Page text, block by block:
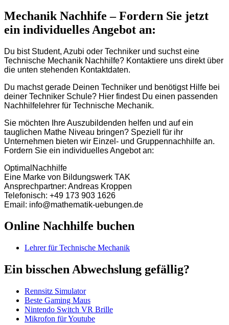
Mechanik Nachhife – Fordern Sie jetzt
ein individuelles Angebot an:
Du bist Student, Azubi oder Techniker und suchst eine
Technische Mechanik Nachhilfe? Kontaktiere uns direkt über
die unten stehenden Kontaktdaten.
Du machst gerade Deinen Techniker und benötigst Hilfe bei
deiner Techniker Schule? Hier findest Du einen passenden
Nachhilfelehrer für Technische Mechanik.
Sie möchten Ihre Auszubildenden helfen und auf ein
tauglichen Mathe Niveau bringen? Speziell für ihr
Unternehmen bieten wir Einzel- und Gruppennachhilfe an.
Fordern Sie ein individuelles Angebot an:
OptimalNachhilfe
Eine Marke von Bildungswerk TAK
Ansprechpartner: Andreas Kroppen
Telefonisch: +49 173 903 1626
Email: info@mathematik-uebungen.de
Online Nachhilfe buchen
Lehrer für Technische Mechanik
Ein bisschen Abwechslung gefällig?
Rennsitz Simulator
Beste Gaming Maus
Nintendo Switch VR Brille
Mikrofon für Youtube